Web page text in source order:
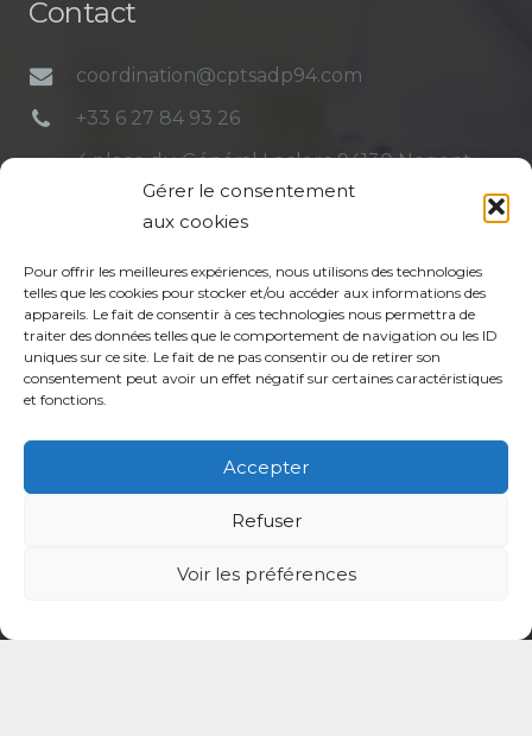
Gérer le consentement
aux cookies
Pour offrir les meilleures expériences, nous utilisons des technologies
telles que les cookies pour stocker et/ou accéder aux informations des
appareils. Le fait de consentir à ces technologies nous permettra de
traiter des données telles que le comportement de navigation ou les ID
uniques sur ce site. Le fait de ne pas consentir ou de retirer son
consentement peut avoir un effet négatif sur certaines caractéristiques
et fonctions.
Accepter
Refuser
Voir les préférences
Contact
coordination@cptsadp94.com
+33 6 27 84 93 26
4 place du Général Leclerc 94130 Nogent-
sur-Marne
Mentions légales
Politique de protection des données de la CPTS